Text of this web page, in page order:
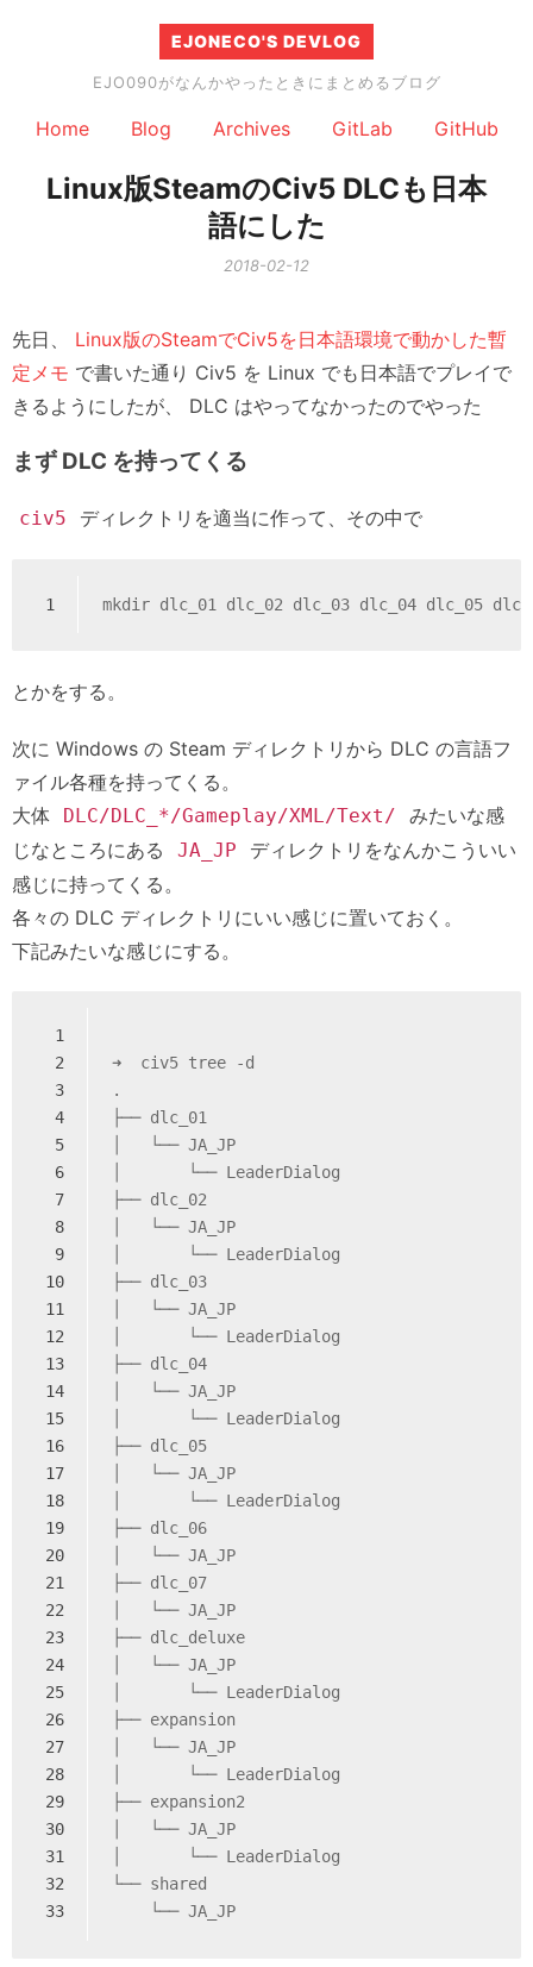
EJONECO'S DEVLOG
EJO090がなんかやったときにまとめるブログ
Home Blog Archives GitLab GitHub
Linux版SteamのCiv5 DLCも日本
語にした
2018-02-12
先日、 Linux版のSteamでCiv5を日本語環境で動かした暫
定メモ で書いた通り Civ5 を Linux でも日本語でプレイで
きるようにしたが、 DLC はやってなかったのでやった
まず DLC を持ってくる
civ5 ディレクトリを適当に作って、その中で
1 mkdir dlc_01 dlc_02 dlc_03 dlc_04 dlc_05
とかをする。
次に Windows の Steam ディレクトリから DLC の言語フ
ァイル各種を持ってくる。
大体
DLC/DLC_*/Gameplay/XML/Text/
みたいな感
じなところにある
JA_JP
ディレクトリをなんかこういい
感じに持ってくる。
各々の DLC ディレクトリにいい感じに置いておく。
下記みたいな感じにする。
1
2
3
4
5
6
7
8
9
10
11
12
13
14
15
16
17
18
19
20
21
22
23
24
25
26
27
28
29
30
31
32
33
➜  civ5 tree -d
.
├── dlc_01
│   └── JA_JP
│       └── LeaderDialog
├── dlc_02
│   └── JA_JP
│       └── LeaderDialog
├── dlc_03
│   └── JA_JP
│       └── LeaderDialog
├── dlc_04
│   └── JA_JP
│       └── LeaderDialog
├── dlc_05
│   └── JA_JP
│       └── LeaderDialog
├── dlc_06
│   └── JA_JP
├── dlc_07
│   └── JA_JP
├── dlc_deluxe
│   └── JA_JP
│       └── LeaderDialog
├── expansion
│   └── JA_JP
│       └── LeaderDialog
├── expansion2
│   └── JA_JP
│       └── LeaderDialog
└── shared
    └── JA_JP